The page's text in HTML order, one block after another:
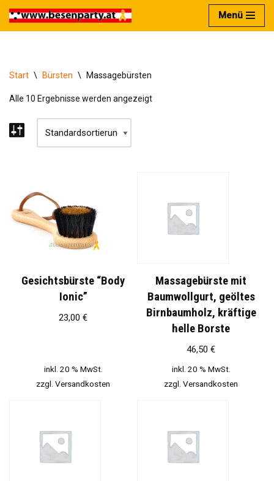
Zum
Menü
Start \ Bürsten \ Massagebürsten
Alle 10 Ergebnisse werden angezeigt
Gesichtsbürste “Body
Ionic”
23,00 €
inkl. 20 % MwSt.
zzgl. Versandkosten
Massagebürste mit
Baumwollgurt, geöltes
Birnbaumholz, kräftige
helle Borste
46,50 €
inkl. 20 % MwSt.
zzgl. Versandkosten